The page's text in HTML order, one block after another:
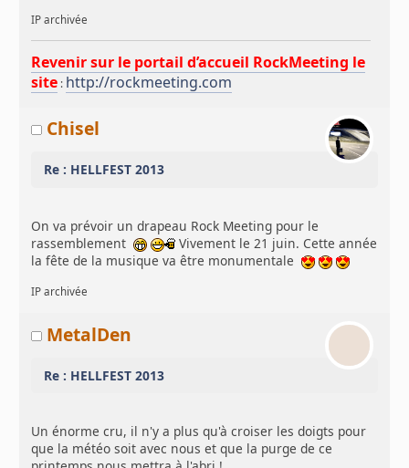
IP archivée
Revenir sur le portail d’accueil RockMeeting le
site : http://rockmeeting.com
Chisel
Re : HELLFEST 2013
On va prévoir un drapeau Rock Meeting pour le
rassemblement
Vivement le 21 juin. Cette année
la fête de la musique va être monumentale
IP archivée
MetalDen
Re : HELLFEST 2013
Un énorme cru, il n'y a plus qu'à croiser les doigts pour
que la météo soit avec nous et que la purge de ce